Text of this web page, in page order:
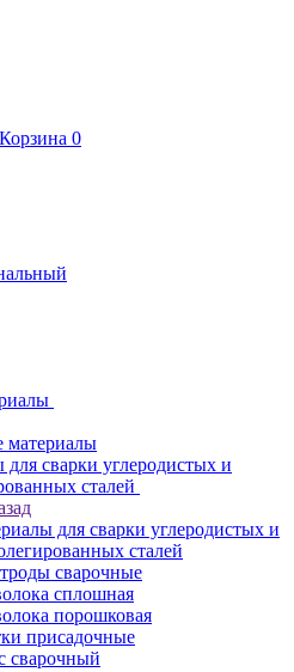
Корзина 0
материалы
сварки углеродистых и
сталей
для сварки углеродистых и
сталей
сварочные
сплошная
порошковая
присадочные
сварочный